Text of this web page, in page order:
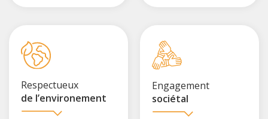
Respectueux
de l’environement
Engagement
sociétal